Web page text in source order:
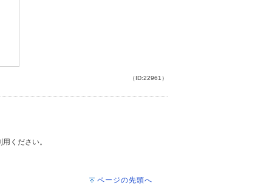
（ID:22961）
ください。
ページの先頭へ